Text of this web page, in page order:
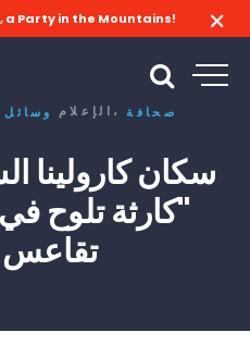
a Party in the Mountains!
وسائل الإعلام،صحافة
سكان كارولينا
"كارثة تلوح
تقاعس